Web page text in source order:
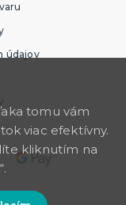
údajov
tomu vám
viac efektívny.
kliknutím na